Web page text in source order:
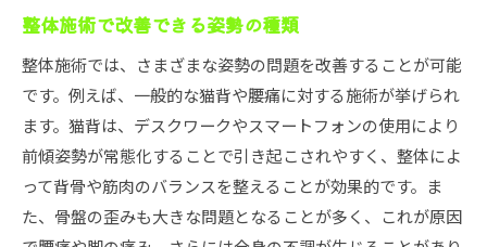
整体施術で改善できる姿勢の種類
整体施術では、さまざまな姿勢の問題を改善することが可能
です。例えば、一般的な猫背や腰痛に対する施術が挙げられ
ます。猫背は、デスクワークやスマートフォンの使用により
前傾姿勢が常態化することで引き起こされやすく、整体によ
って背骨や筋肉のバランスを整えることが効果的です。ま
た、骨盤の歪みも大きな問題となることが多く、これが原因